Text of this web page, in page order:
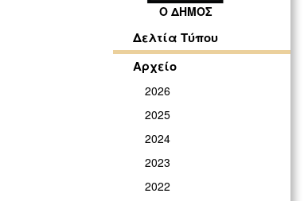
Ο ΔΗΜΟΣ
Δελτία Τύπου
Αρχείο
2026
2025
2024
2023
2022